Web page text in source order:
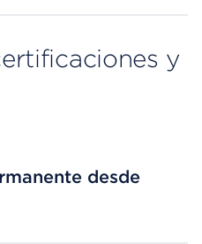
y
desde